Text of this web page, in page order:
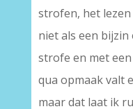
strofen, het
niet als een
strofe en met
qua opmaak valt
maar dat laat ik